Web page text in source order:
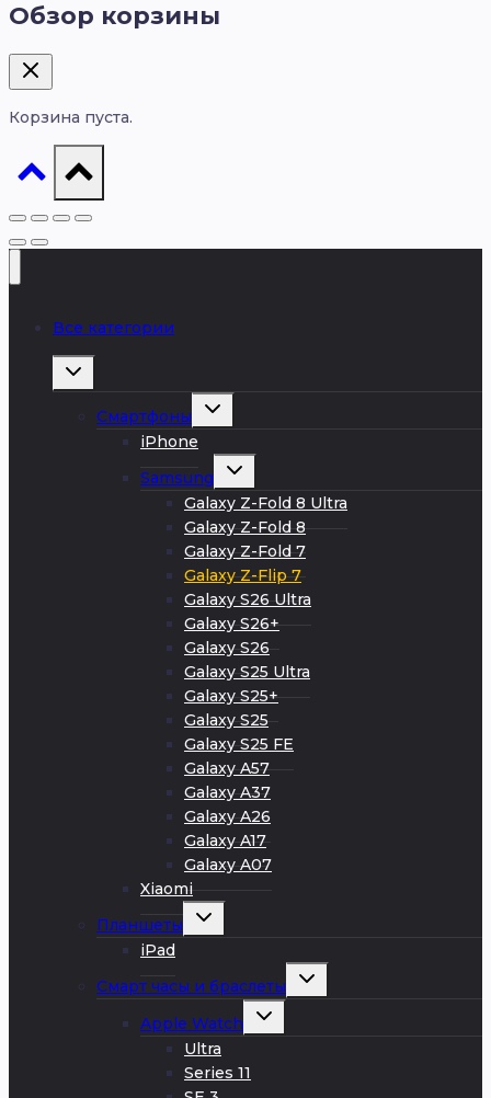
Обзор корзины
Корзина пуста.
Все категории
Развернуть
дочернее
Смартфоны
Развернуть
дочернее
iPhone
Samsung
Развернуть
дочернее
меню
Galaxy Z-Fold 8 Ultra
Galaxy Z-Fold 8
Galaxy Z-Fold 7
Galaxy Z-Flip 7
Galaxy S26 Ultra
Galaxy S26+
Galaxy S26
Galaxy S25 Ultra
Galaxy S25+
Galaxy S25
Galaxy S25 FE
Galaxy A57
Galaxy A37
Galaxy A26
Galaxy A17
Galaxy A07
Xiaomi
Планшеты
Развернуть
дочернее
iPad
Смарт часы и браслеты
Развернуть
дочернее
Apple Watch
Развернуть
дочернее
Ultra
Series 11